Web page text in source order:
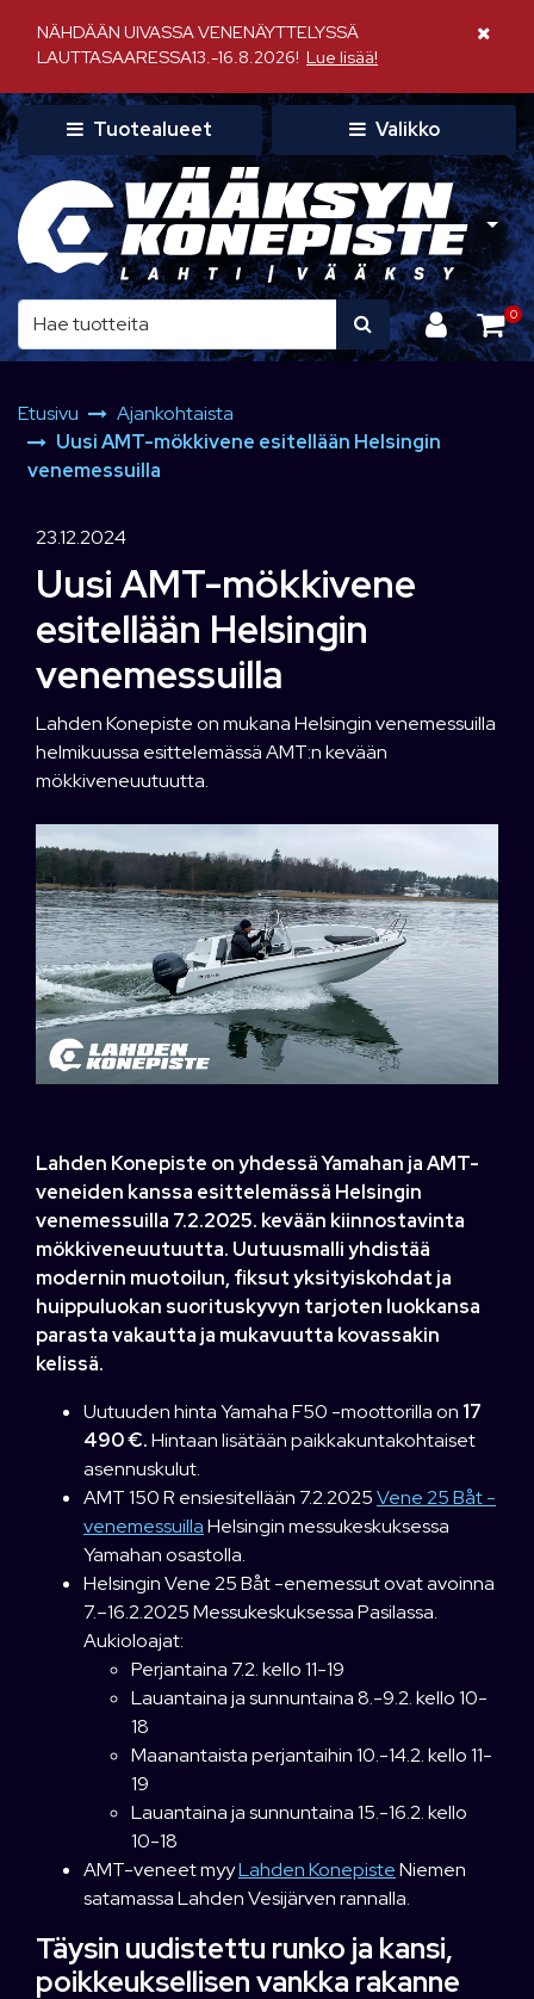
NÄHDÄÄN UIVASSA VENENÄYTTELYSSÄ
LAUTTASAARESSA13.-16.8.2026! Lue lisää!
Sulje
Tuotealueet Valikko
0
Etusivu
Ajankohtaista
Uusi AMT-mökkivene esitellään Helsingin
venemessuilla
23.12.2024
Uusi AMT-mökkivene
esitellään Helsingin
venemessuilla
Lahden Konepiste on mukana Helsingin venemessuilla
helmikuussa esittelemässä AMT:n kevään
mökkiveneuutuutta.
Lahden Konepiste on yhdessä Yamahan ja AMT-
veneiden kanssa esittelemässä Helsingin
venemessuilla 7.2.2025. kevään kiinnostavinta
mökkiveneuutuutta. Uutuusmalli yhdistää
modernin muotoilun, fiksut yksityiskohdat ja
huippuluokan suorituskyvyn tarjoten luokkansa
parasta vakautta ja mukavuutta kovassakin
kelissä.
Uutuuden hinta Yamaha F50 -moottorilla on 17
490 €.Hintaan lisätään paikkakuntakohtaiset
asennuskulut.
AMT 150 R ensiesitellään 7.2.2025Vene 25 Båt -
venemessuillaHelsingin messukeskuksessa
Yamahan osastolla.
Helsingin Vene 25 Båt -enemessut ovat avoinna
7.–16.2.2025 Messukeskuksessa Pasilassa.
Aukioloajat:
Perjantaina 7.2. kello 11-19
Lauantaina ja sunnuntaina 8.-9.2. kello 10-
18
Maanantaista perjantaihin 10.-14.2. kello 11-
19
Lauantaina ja sunnuntaina 15.-16.2. kello
10-18
AMT-veneet myyLahden KonepisteNiemen
satamassa Lahden Vesijärven rannalla.
Täysin uudistettu runko ja kansi,
poikkeuksellisen vankka rakanne